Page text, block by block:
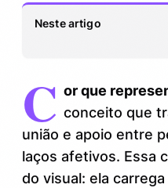
Neste artigo
tonalidade de afeto
1.1. Por que azul é a
2.
Outras cores que
sentimentos
C or que
conceito que
união e apoio entre
laços afetivos. Essa
do visual: ela